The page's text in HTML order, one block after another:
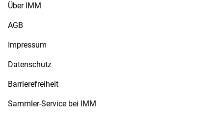
Über IMM
AGB
Impressum
Datenschutz
Barrierefreiheit
Sammler-Service bei IMM